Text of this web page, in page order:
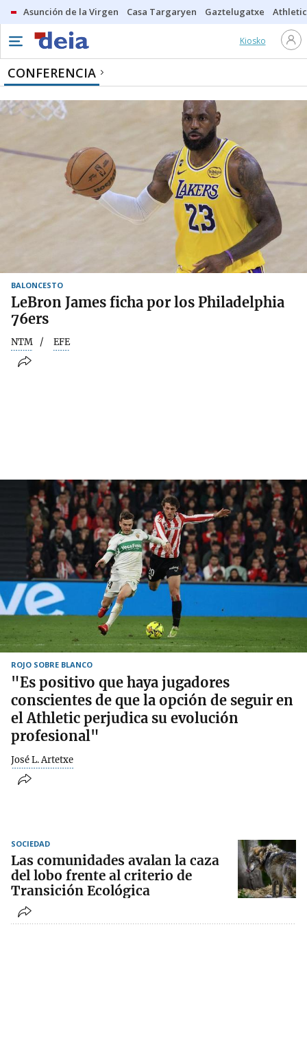
Asunción de la Virgen Casa Targaryen Gaztelugatxe Athletic
Kiosko
CONFERENCIA
BALONCESTO
LeBron James ficha por los Philadelphia
76ers
NTM EFE
ROJO SOBRE BLANCO
"Es positivo que haya jugadores
conscientes de que la opción de seguir en
el Athletic perjudica su evolución
profesional"
José L. Artetxe
SOCIEDAD
Las comunidades avalan la caza
del lobo frente al criterio de
Transición Ecológica